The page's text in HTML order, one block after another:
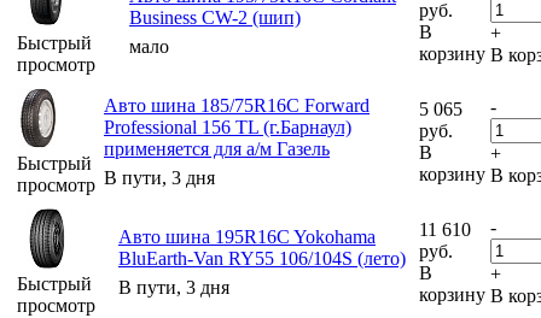
Быстрый
просмотр
Business CW-2 (шип)
мало
руб.
В
корзину
+
В
Быстрый
просмотр
Авто шина 185/75R16С Forward
Professional 156 TL (г.Барнаул)
применяется для а/м Газель
В пути, 3 дня
5 065
руб.
В
корзину
-
+
В
Быстрый
просмотр
Авто шина 195R16C Yokohama
BluEarth-Van RY55 106/104S (лето)
В пути, 3 дня
11 610
руб.
В
корзину
-
+
В